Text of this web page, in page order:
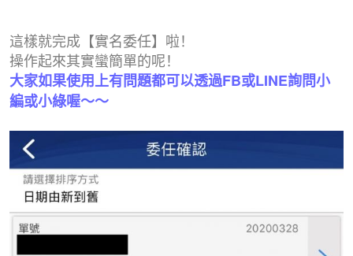
這樣就完成【實名委任】啦！
操作起來其實蠻簡單的呢！
大家如果使用上有問題都可以透過FB或LINE詢問小
編或小綠喔～～